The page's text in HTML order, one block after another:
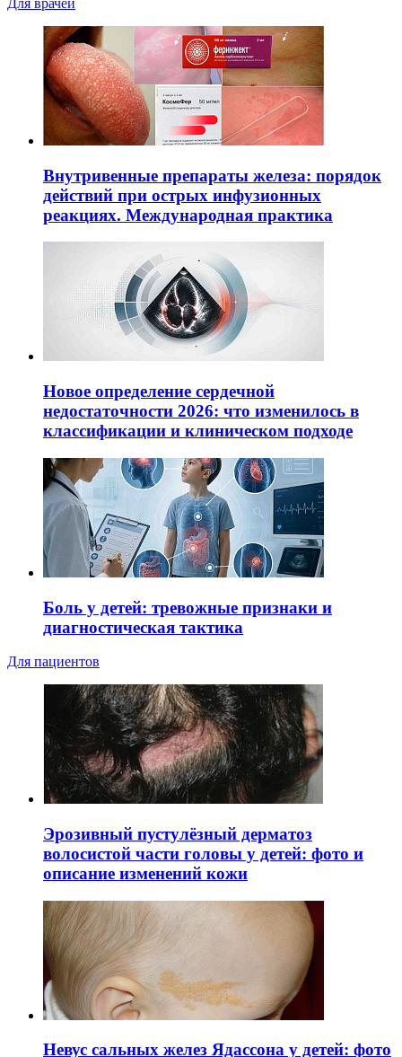
Для врачей
Внутривенные препараты железа: порядок
действий при острых инфузионных
реакциях. Международная практика
Новое определение сердечной
недостаточности 2026: что изменилось в
классификации и клиническом подходе
Боль у детей: тревожные признаки и
диагностическая тактика
Для пациентов
Эрозивный пустулёзный дерматоз
волосистой части головы у детей: фото и
описание изменений кожи
Невус сальных желез Ядассона у детей: фото